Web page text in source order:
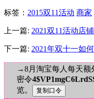
标签 ： 2015双11活动 商家
上一篇: 2021双11活动店
下一篇: 2021年双十一如
→8月淘宝每人每天额
密令
览。